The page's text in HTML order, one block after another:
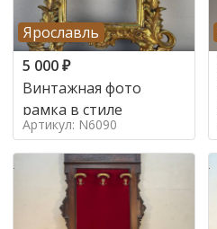
Ярославль
5 000₽
Винтажная фото
рамка в стиле
Артикул: N6090